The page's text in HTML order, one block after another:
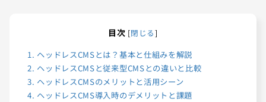
目次 [閉じる]
1. ヘッドレスCMSとは？基本と仕組みを解説
2. ヘッドレスCMSと従来型CMSとの違いと比較
3. ヘッドレスCMSのメリットと活用シーン
4. ヘッドレスCMS導入時のデメリットと課題